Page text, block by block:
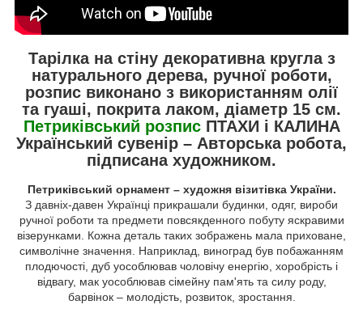
Тарілка на стіну декоративна кругла з
натурального дерева, ручної роботи,
розпис виконано з використанням олії
та гуаші, покрита лаком, діаметр 15 см.
Петриківський розписПТАХИ і КАЛИНА
Український сувенір – Авторська робота,
підписана художником.
Петриківський орнамент – художня візитівка України.
З давніх-давен Українці прикрашали будинки, одяг, вироби
ручної роботи та предмети повсякденного побуту яскравими
візерунками. Кожна деталь таких зображень мала приховане,
символічне значення. Наприклад, виноград був побажанням
плодючості, дуб уособлював чоловічу енергію, хоробрість і
відвагу, мак уособлював сімейну пам'ять та силу роду,
барвінок – молодість, розвиток, зростання.